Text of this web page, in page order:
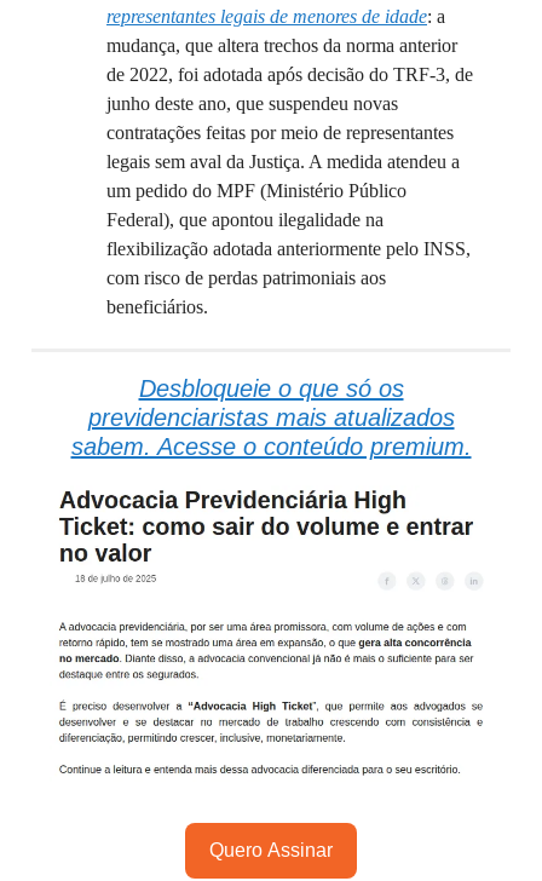
representantes legais de menores de idade: a
mudança, que altera trechos da norma anterior
de 2022, foi adotada após decisão do TRF-3, de
junho deste ano, que suspendeu novas
contratações feitas por meio de representantes
legais sem aval da Justiça. A medida atendeu a
um pedido do MPF (Ministério Público
Federal), que apontou ilegalidade na
flexibilização adotada anteriormente pelo INSS,
com risco de perdas patrimoniais aos
beneficiários.
Desbloqueie o que só os
previdenciaristas mais atualizados
sabem. Acesse o conteúdo premium.
Quero Assinar